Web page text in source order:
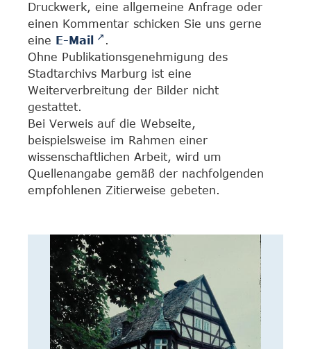
Druckwerk, eine allgemeine Anfrage oder
einen Kommentar schicken Sie uns gerne
eine E-Mail
.
Ohne Publikationsgenehmigung des
Stadtarchivs Marburg ist eine
Weiterverbreitung der Bilder nicht
gestattet.
Bei Verweis auf die Webseite,
beispielsweise im Rahmen einer
wissenschaftlichen Arbeit, wird um
Quellenangabe gemäß der nachfolgenden
empfohlenen Zitierweise gebeten.